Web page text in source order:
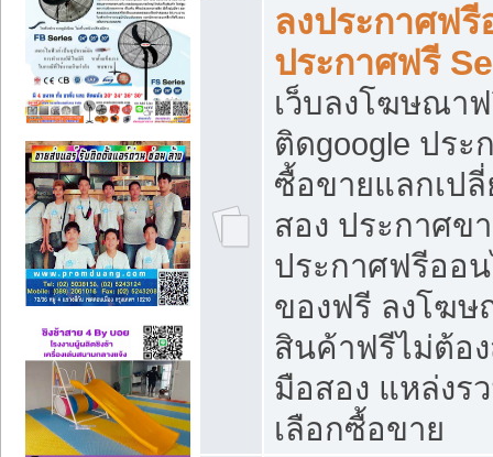
ลงประกาศฟ
ประกาศฟรี
เว็บลงโฆษณา
ติดgoogle ปร
ซื้อขายแลกเป
สอง ประกาศข
ประกาศฟรีออ
ของฟรี ลงโฆ
สินค้าฟรีไม่ต้อ
มือสอง แหล่งร
เลือกซื้อขาย